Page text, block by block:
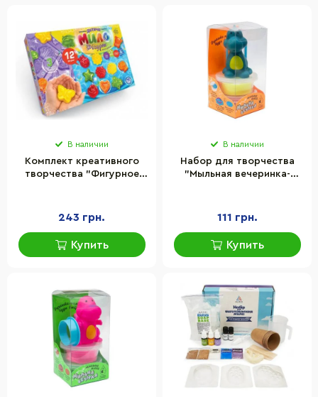
В наличии
Комплект креативного
творчества "Фигурное
243 грн.
Купить
В наличии
Набор для творчества
"Мыльная вечеринка-
и игрушка
111 грн.
Купить